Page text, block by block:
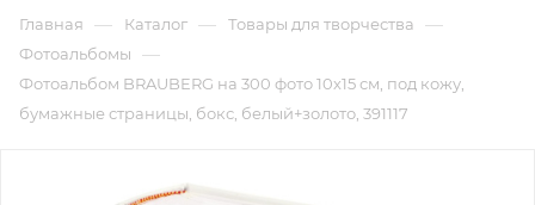
Главная — Каталог — Товары для творчества —
Фотоальбомы —
Фотоальбом BRAUBERG на 300 фото 10х15 см, под кожу,
бумажные страницы, бокс, белый+золото, 391117